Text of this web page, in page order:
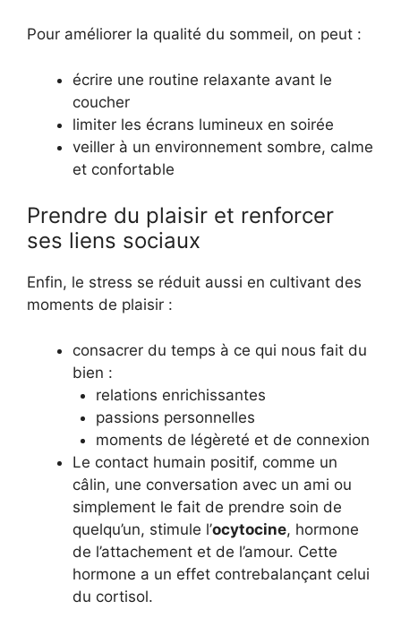
Pour améliorer la qualité du sommeil, on peut :
écrire une routine relaxante avant le
coucher
limiter les écrans lumineux en soirée
veiller à un environnement sombre, calme
et confortable
Prendre du plaisir et renforcer
ses liens sociaux
Enfin, le stress se réduit aussi en cultivant des
moments de plaisir :
consacrer du temps à ce qui nous fait du
bien :
relations enrichissantes
passions personnelles
moments de légèreté et de connexion
Le contact humain positif, comme un
câlin, une conversation avec un ami ou
simplement le fait de prendre soin de
quelqu’un, stimule l’ocytocine, hormone
de l’attachement et de l’amour. Cette
hormone a un effet contrebalançant celui
du cortisol.